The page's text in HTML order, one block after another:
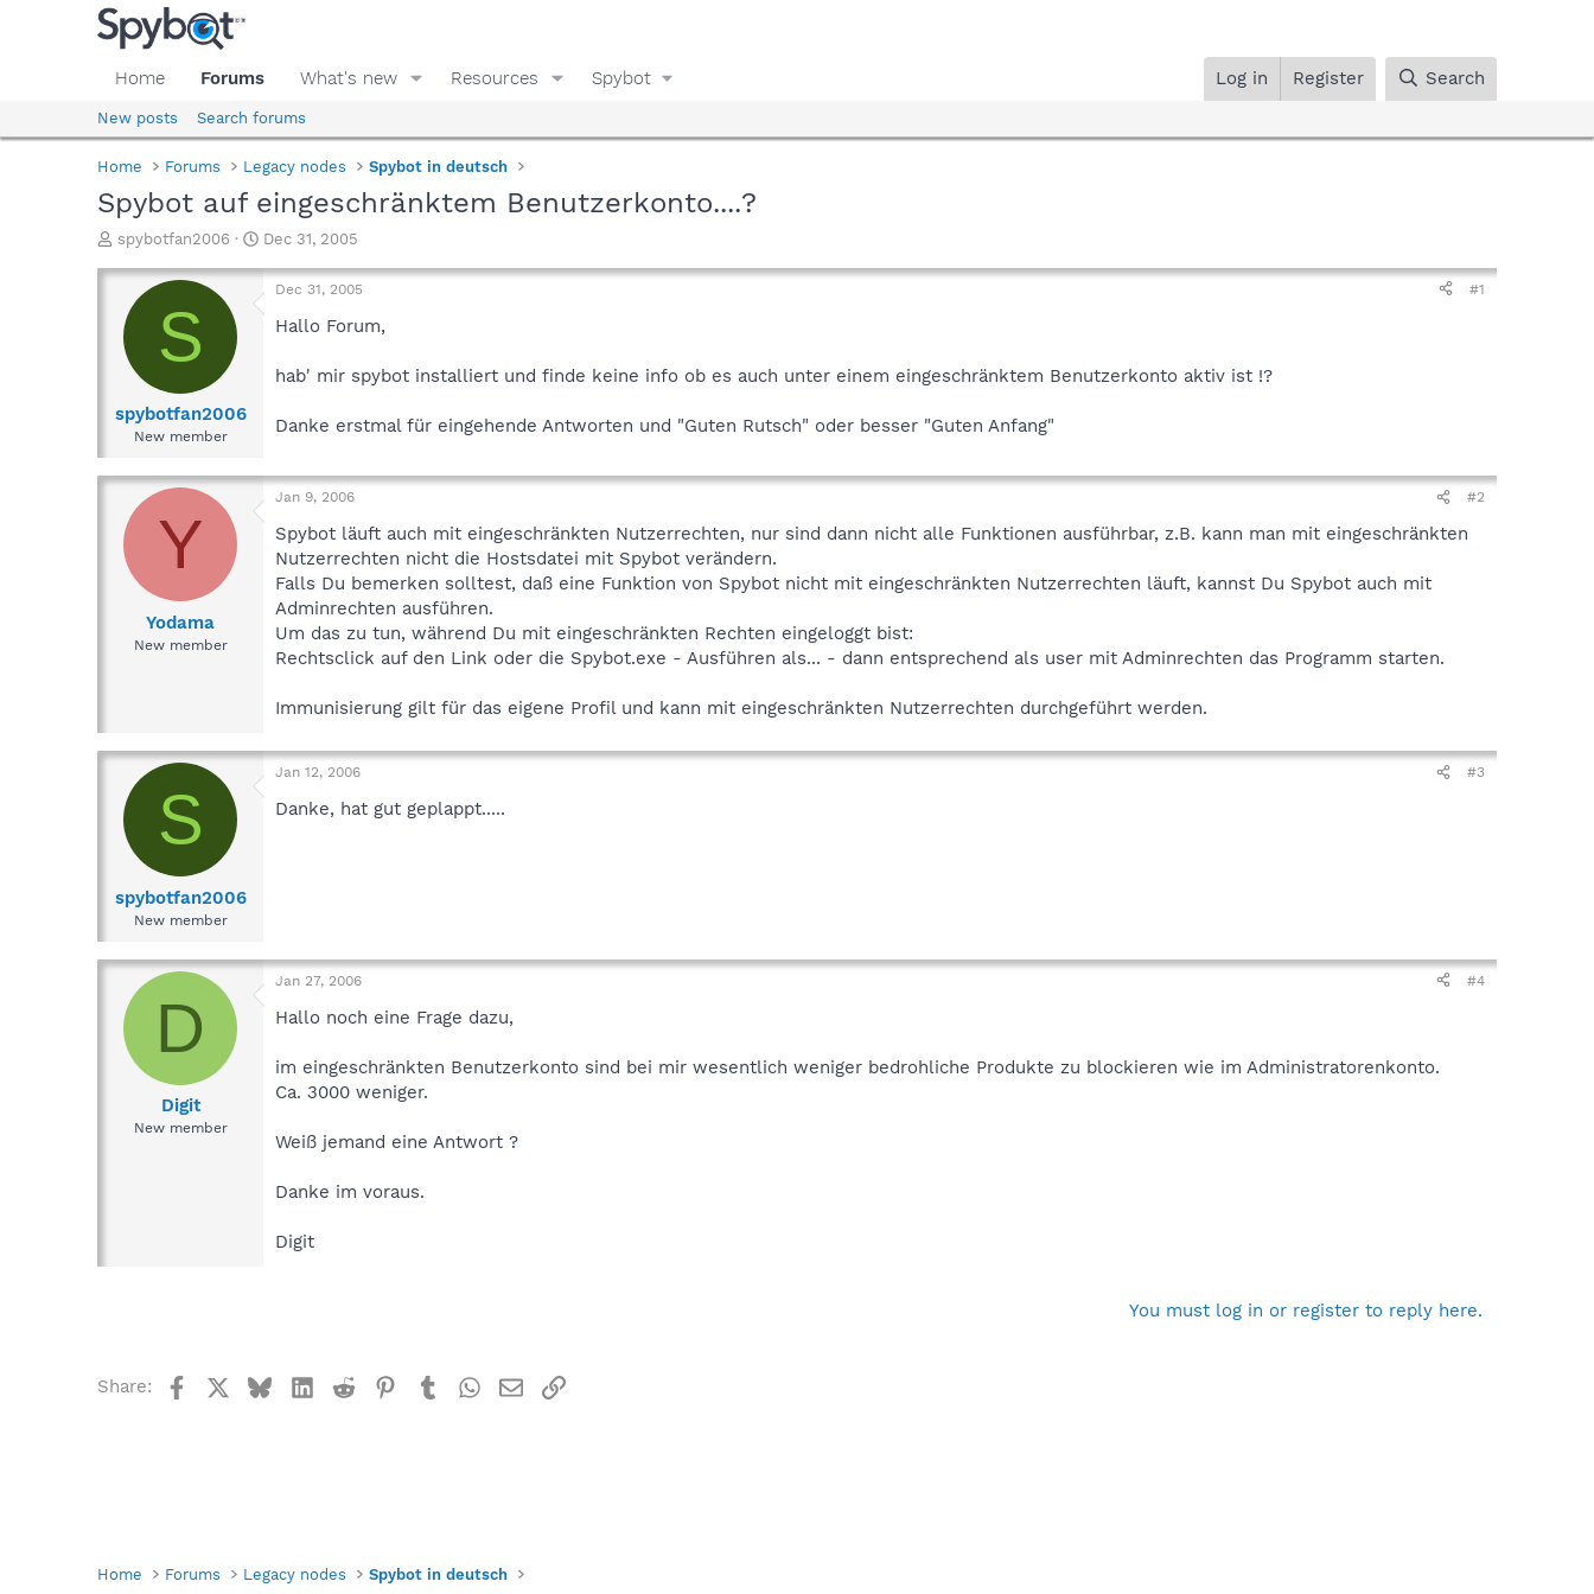
Home Forums What's new Resources Spybot Log in Register Search
New posts Search forums
Home Forums Legacy nodes Spybot in deutsch
Spybot auf eingeschränktem Benutzerkonto....?
T
r
a
d
a
e
spybotfan2006
S
a
Dec 31, 2005
S
spybotfan2006
New member
Dec 31, 2005 #1
Hallo Forum,
hab' mir spybot installiert und finde keine info ob es auch unter einem eingeschränktem Benutzerkonto aktiv ist !?
Danke erstmal für eingehende Antworten und "Guten Rutsch" oder besser "Guten Anfang"
Y
Yodama
New member
Jan 9, 2006 #2
Spybot läuft auch mit eingeschränkten Nutzerrechten, nur sind dann nicht alle Funktionen ausführbar, z.B. kann man mit eingeschränkten
Nutzerrechten nicht die Hostsdatei mit Spybot verändern.
Falls Du bemerken solltest, daß eine Funktion von Spybot nicht mit eingeschränkten Nutzerrechten läuft, kannst Du Spybot auch mit
Adminrechten ausführen.
Um das zu tun, während Du mit eingeschränkten Rechten eingeloggt bist:
Rechtsclick auf den Link oder die Spybot.exe - Ausführen als... - dann entsprechend als user mit Adminrechten das Programm starten.
Immunisierung gilt für das eigene Profil und kann mit eingeschränkten Nutzerrechten durchgeführt werden.
S
spybotfan2006
New member
Jan 12, 2006 #3
Danke, hat gut geplappt.....
D
Digit
New member
Jan 27, 2006 #4
Hallo noch eine Frage dazu,
im eingeschränkten Benutzerkonto sind bei mir wesentlich weniger bedrohliche Produkte zu blockieren wie im Administratorenkonto.
Ca. 3000 weniger.
Weiß jemand eine Antwort ?
Danke im voraus.
Digit
You must log in or register to reply here.
Share: FacebookBlueskyLinkedIn
Reddit Pinterest
TumblrWhatsApp
EmailLink
Home Forums Legacy nodes Spybot in deutsch